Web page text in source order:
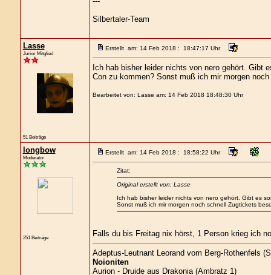
Silbertaler-Team
Lasse
Junior Mitglied
51 Beiträge
Erstellt am: 14 Feb 2018 : 18:47:17 Uhr
Ich hab bisher leider nichts von nero gehört. Gibt
Con zu kommen? Sonst muß ich mir morgen
Bearbeitet von: Lasse am: 14 Feb 2018 18:48:30 Uhr
longbow
Moderator
251 Beiträge
Erstellt am: 14 Feb 2018 : 18:58:22 Uhr
Zitat:
Original erstellt von: Lasse
Ich hab bisher leider nichts von nero gehört. Gibt es
Sonst muß ich mir morgen noch schnell Zugtickets
Falls du bis Freitag nix hörst, 1 Person krieg ich
Adeptus-Leutnant Leorand vom Berg-Rothenfels
Noioniten
Aurion - Druide aus Drakonia (Ambratz 1)